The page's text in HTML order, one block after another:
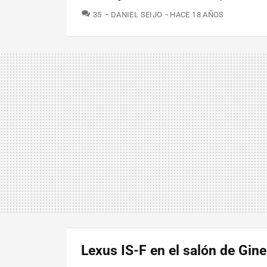
35 COMENTARIOS
DANIEL SEIJO HACE 18 AÑOS
Lexus IS-F en el salón de